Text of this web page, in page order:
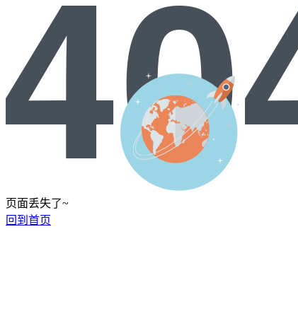
页面丢失了~
回到首页